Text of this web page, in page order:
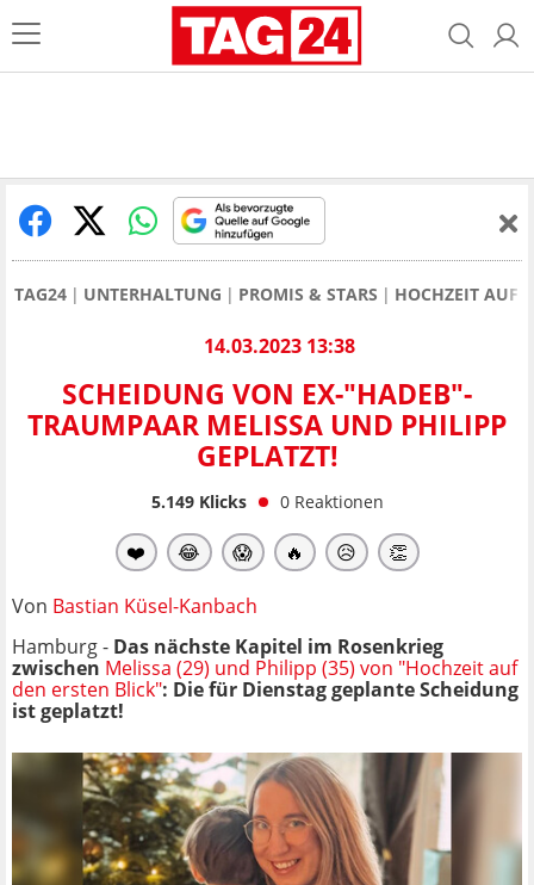
TAG24 UNTERHALTUNG PROMIS & STARS HOCHZEIT AUF
14.03.2023 13:38
SCHEIDUNG VON EX-"HADEB"-
TRAUMPAAR MELISSA UND PHILIPP
GEPLATZT!
5.149Klicks 0 Reaktionen
❤️ 😂 😱 🔥 😥 👏
Von Bastian Küsel-Kanbach
Hamburg - Das nächste Kapitel im Rosenkrieg
zwischen Melissa (29) und Philipp (35) von "Hochzeit auf
den ersten Blick": Die für Dienstag geplante Scheidung
ist geplatzt!